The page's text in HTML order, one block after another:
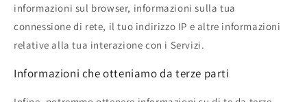
informazioni sul browser, informazioni sulla tua
connessione di rete, il tuo indirizzo IP e altre informazioni
relative alla tua interazione con i Servizi.
Informazioni che otteniamo da terze parti